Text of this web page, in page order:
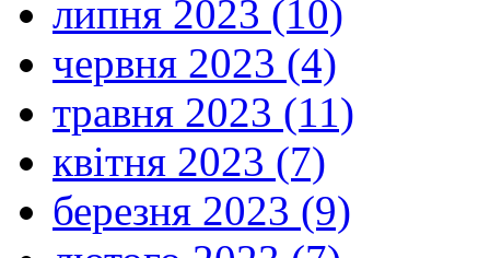
липня 2023 (10)
червня 2023 (4)
травня 2023 (11)
квітня 2023 (7)
березня 2023 (9)